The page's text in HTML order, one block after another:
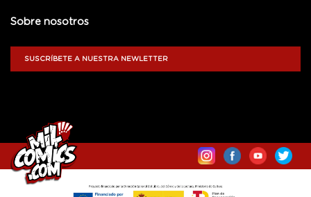
Sobre nosotros
SUSCRÍBETE A NUESTRA NEWLETTER